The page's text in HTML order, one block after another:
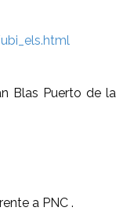
Blas Puerto de la
a PNC .